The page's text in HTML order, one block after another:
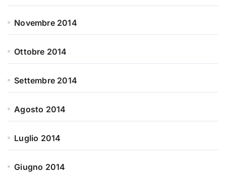
Novembre 2014
Ottobre 2014
Settembre 2014
Agosto 2014
Luglio 2014
Giugno 2014